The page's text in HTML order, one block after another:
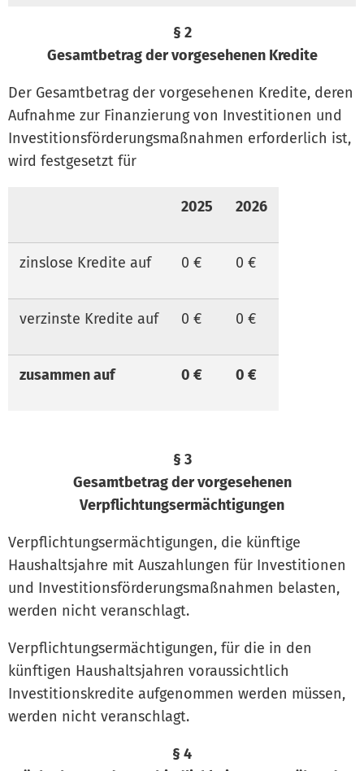
§ 2
Gesamtbetrag der vorgesehenen Kredite
Der Gesamtbetrag der vorgesehenen Kredite, deren
Aufnahme zur Finanzierung von Investitionen und
Investitionsförderungsmaßnahmen erforderlich ist,
wird festgesetzt für
2025 2026
zinslose Kredite auf 0 € 0 €
verzinste Kredite auf 0 € 0 €
zusammen auf 0 € 0 €
§ 3
Gesamtbetrag der vorgesehenen
Verpflichtungsermächtigungen
Verpflichtungsermächtigungen, die künftige
Haushaltsjahre mit Auszahlungen für Investitionen
und Investitionsförderungsmaßnahmen belasten,
werden nicht veranschlagt.
Verpflichtungsermächtigungen, für die in den
künftigen Haushaltsjahren voraussichtlich
Investitionskredite aufgenommen werden müssen,
werden nicht veranschlagt.
§ 4